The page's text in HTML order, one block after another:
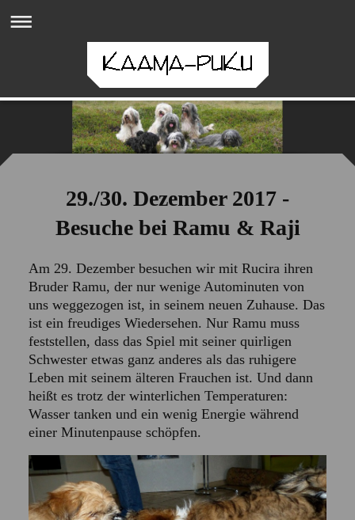
29./30. Dezember 2017 -
Besuche bei Ramu & Raji
Am 29. Dezember besuchen wir mit Rucira ihren
Bruder Ramu, der nur wenige Autominuten von
uns weggezogen ist, in seinem neuen Zuhause. Das
ist ein freudiges Wiedersehen. Nur Ramu muss
feststellen, dass das Spiel mit seiner quirligen
Schwester etwas ganz anderes als das ruhigere
Leben mit seinem älteren Frauchen ist. Und dann
heißt es trotz der winterlichen Temperaturen:
Wasser tanken und ein wenig Energie während
einer Minutenpause schöpfen.